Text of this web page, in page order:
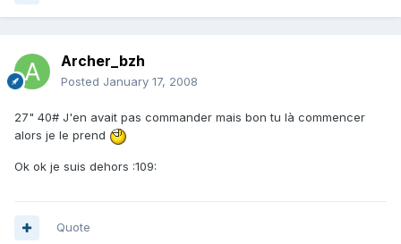
Archer_bzh
Posted January 17, 2008
27" 40# J'en avait pas commander mais bon tu là commencer
alors je le prend
Ok ok je suis dehors :109:
Quote